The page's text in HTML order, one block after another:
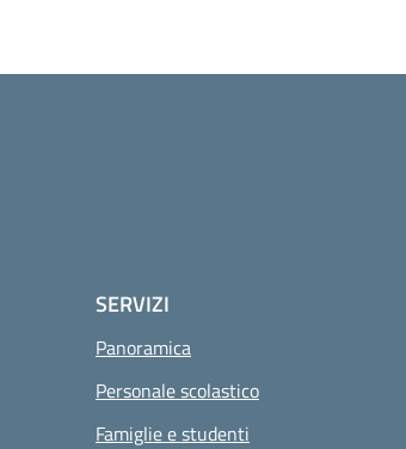
SERVIZI
Panoramica
Personale scolastico
Famiglie e studenti